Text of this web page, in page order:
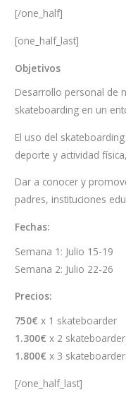
[/one_half]
[one_half_last]
Objetivos
Desarrollo personal de
skateboarding en un
El uso del
deporte y actividad
Dar a conocer y
padres, instituciones
Fechas:
Semana 1: Julio 15-19
Semana 2: Julio 22-26
Precios:
750€ x 1 skateboarder
1.300€ x 2
1.800€ x 3
[/one_half_last]